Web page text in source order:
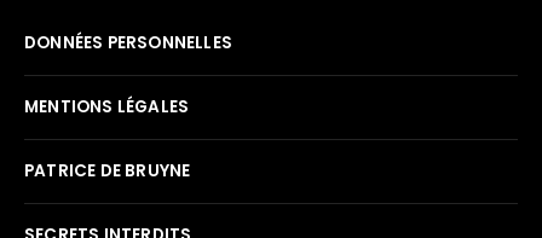
DONNÉES PERSONNELLES
MENTIONS LÉGALES
PATRICE DE BRUYNE